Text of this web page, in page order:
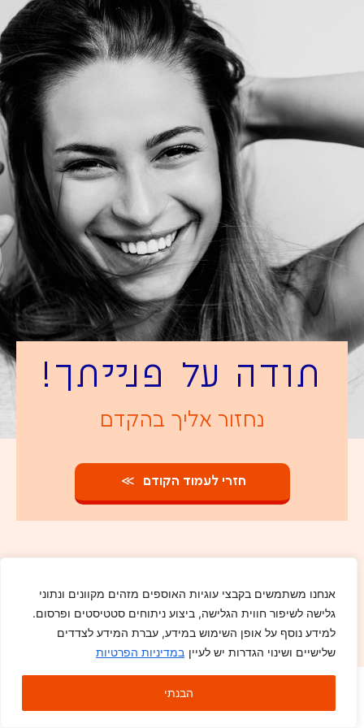
אנחנו משתמשים בקבצי עוגיות האוספים מזהים מקוונים ונתוני
גלישה לשיפור חווית הגלישה, ביצוע ניתוחים סטטיסטים ופרסום.
למידע נוסף על אופן השימוש במידע, עברת המידע לצדדים
שלישיים ושינוי הגדרות יש לעיין במדיניות הפרטיות
הבנתי
תודה על פנייתך!
נחזור אליך בהקדם
חזרי לעמוד הקודם